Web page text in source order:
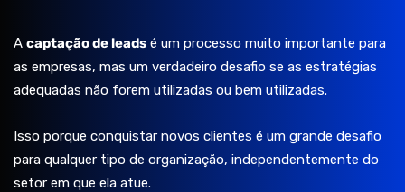
A captação de leads é um processo muito importante para
as empresas, mas um verdadeiro desafio se as estratégias
adequadas não forem utilizadas ou bem utilizadas.
Isso porque conquistar novos clientes é um grande desafio
para qualquer tipo de organização, independentemente do
setor em que ela atue.